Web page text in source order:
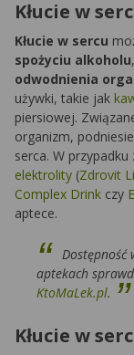
Kłucie w
Kłucie w sercu
spożyciu alkoholu
odwodnienia
używki, takie jak
piersiowej.
organizm,
serca. W
elektrolity (Zdrovit
Complex Drink czy
aptece.
Dostępność
aptekach
KtoMaLek.pl.
Kłucie w